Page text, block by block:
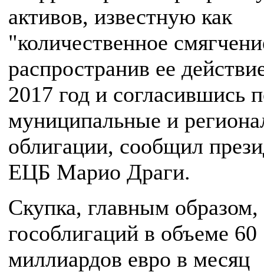
активов, известную как
"количественное
распространив ее
2017 год и согласившись
муниципальные и
облигации, сообщил
ЕЦБ Марио Драги.
Скупка, главным образом,
гособлигаций в объеме 60
миллиардов евро в месяц